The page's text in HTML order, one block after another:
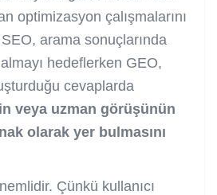
optimizasyon çalışmalarını
arama sonuçlarında
hedeflerken GEO,
cevaplarda
veya uzman görüşünün
olarak yer bulmasını
Çünkü kullanıcı